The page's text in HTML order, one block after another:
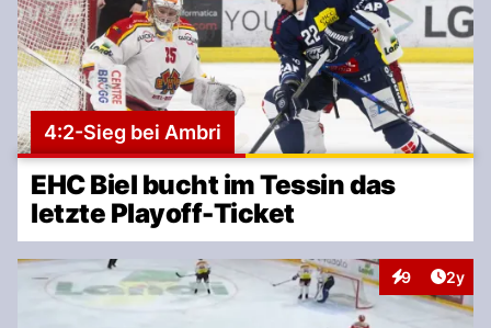
4:2-Sieg bei Ambri
EHC Biel bucht im Tessin das
letzte Playoff-Ticket
9
Interaktionen
2y